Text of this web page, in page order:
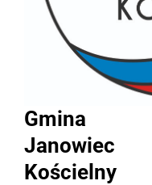
Gmina
Janowiec
Kościelny